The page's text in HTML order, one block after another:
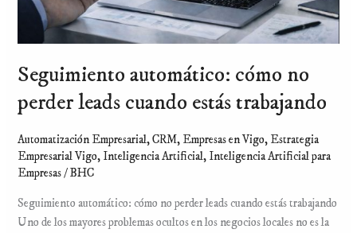
Seguimiento automático: cómo no
perder leads cuando estás trabajando
Automatización Empresarial,CRM, Empresas en Vigo, Estrategia
Empresarial Vigo, Inteligencia Artificial, Inteligencia Artificial para
Empresas/BHC
Seguimiento automático: cómo no perder leads cuando estás trabajando
Uno de los mayores problemas ocultos en los negocios locales no es la